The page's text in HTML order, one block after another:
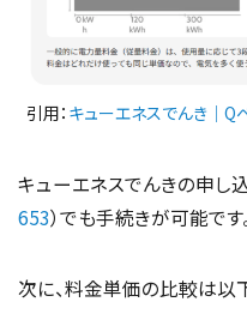
引用： キューエネスでんき｜Q
キューエネスでんきの申し
653）でも手続きが可能です
次に、料金単価の比較は以